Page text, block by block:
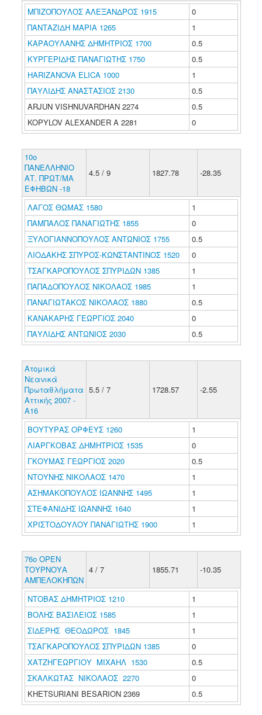
ΜΠΙΖΟΠΟΥΛΟΣ ΑΛΕΞΑΝΔΡΟΣ 1915
0
ΠΑΝΤΑΖΙΔΗ ΜΑΡΙΑ 1265
1
ΚΑΡΑΟΥΛΑΝΗΣ ΔΗΜΗΤΡΙΟΣ 1700
0.5
ΚΥΡΓΕΡΙΔΗΣ ΠΑΝΑΓΙΩΤΗΣ 1750
0.5
HARIZANOVA ELICA 1000
1
ΠΑΥΛΙΔΗΣ ΑΝΑΣΤΑΣΙΟΣ 2130
0.5
ARJUN VISHNUVARDHAN 2274
0.5
KOPYLOV ALEXANDER A 2281
0
10ο
ΠΑΝΕΛΛΗΝΙΟ
ΑΤ. ΠΡΩΤ/ΜΑ
ΕΦΗΒΩΝ -18
4.5 / 9 1827.78 -28.35
ΛΑΓΟΣ ΘΩΜΑΣ 1580
1
ΠΑΜΠΑΛΟΣ ΠΑΝΑΓΙΩΤΗΣ 1855
0
ΞΥΛΟΓΙΑΝΝΟΠΟΥΛΟΣ ΑΝΤΩΝΙΟΣ 1755
0.5
ΛΙΟΔΑΚΗΣ ΣΠΥΡΟΣ-ΚΩΝΣΤΑΝΤΙΝΟΣ 1520
0
ΤΣΑΓΚΑΡΟΠΟΥΛΟΣ ΣΠΥΡΙΔΩΝ 1385
1
ΠΑΠΑΔΟΠΟΥΛΟΣ ΝΙΚΟΛΑΟΣ 1985
1
ΠΑΝΑΓΙΩΤΑΚΟΣ ΝΙΚΟΛΑΟΣ 1880
0.5
ΚΑΝΑΚΑΡΗΣ ΓΕΩΡΓΙΟΣ 2040
0
ΠΑΥΛΙΔΗΣ ΑΝΤΩΝΙΟΣ 2030
0.5
Ατομικά
Νεανικά
Πρωταθλήματα
Αττικής 2007 -
Α16
5.5 / 7 1728.57 -2.55
ΒΟΥΤΥΡΑΣ ΟΡΦΕΥΣ 1260
1
ΛΙΑΡΓΚΟΒΑΣ ΔΗΜΗΤΡΙΟΣ 1535
0
ΓΚΟΥΜΑΣ ΓΕΩΡΓΙΟΣ 2020
0.5
ΝΤΟΥΝΗΣ ΝΙΚΟΛΑΟΣ 1470
1
ΑΣΗΜΑΚΟΠΟΥΛΟΣ ΙΩΑΝΝΗΣ 1495
1
ΣΤΕΦΑΝΙΔΗΣ ΙΩΑΝΝΗΣ 1640
1
ΧΡΙΣΤΟΔΟΥΛΟΥ ΠΑΝΑΓΙΩΤΗΣ 1900
1
76ο ΟΡΕΝ
ΤΟΥΡΝΟΥΑ
ΑΜΠΕΛΟΚΗΠΩΝ
4 / 7 1855.71 -10.35
ΝΤΟΒΑΣ ΔΗΜΗΤΡΙΟΣ 1210
1
ΒΟΛΗΣ ΒΑΣΙΛΕΙΟΣ 1585
1
ΣΙΔΕΡΗΣ ΘΕΟΔΩΡΟΣ 1845
1
ΤΣΑΓΚΑΡΟΠΟΥΛΟΣ ΣΠΥΡΙΔΩΝ 1385
0
ΧΑΤΖΗΓΕΩΡΓΙΟΥ ΜΙΧΑΗΛ 1530
0.5
ΣΚΑΛΚΩΤΑΣ ΝΙΚΟΛΑΟΣ 2270
0
KHETSURIANI BESARION 2369
0.5